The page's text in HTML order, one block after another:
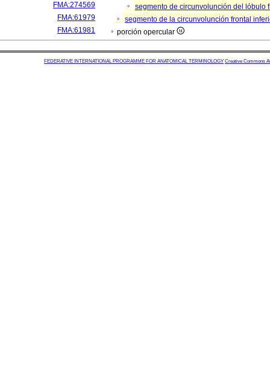
FMA:274569
segmento de circunvolunción del lóbulo
FMA:61979
segmento de la circunvolunción frontal
FMA:61981
porción opercular
FEDERATIVE INTERNATIONAL PROGRAMME FOR ANATOMICAL TERMINOLOGY Creative Commons